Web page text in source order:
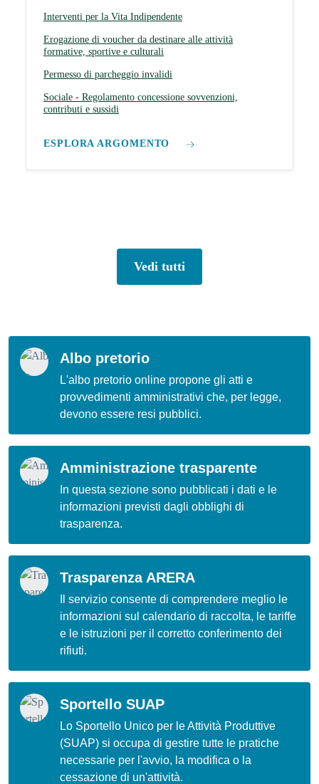
Interventi per la Vita Indipendente
Erogazione di voucher da destinare alle attività
formative, sportive e culturali
Permesso di parcheggio invalidi
Sociale - Regolamento concessione sovvenzioni,
contributi e sussidi
ESPLORA ARGOMENTO
Vedi tutti
Albo pretorio
L'albo pretorio online propone gli atti e
provvedimenti amministrativi che, per legge,
devono essere resi pubblici.
Amministrazione trasparente
In questa sezione sono pubblicati i dati e le
informazioni previsti dagli obblighi di
trasparenza.
Trasparenza ARERA
Il servizio consente di comprendere meglio le
informazioni sul calendario di raccolta, le tariffe
e le istruzioni per il corretto conferimento dei
rifiuti.
Sportello SUAP
Lo Sportello Unico per le Attività Produttive
(SUAP) si occupa di gestire tutte le pratiche
necessarie per l'avvio, la modifica o la
cessazione di un'attività.